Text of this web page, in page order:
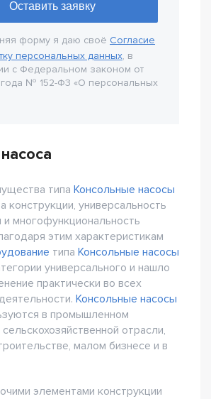
форму я даю своё Согласие
персональных данных, в
с Федеральном законом от
№ 152-Ф3 «О персональных
типа Консольные насосы
конструкции, универсальность
и многофункциональность
этим характеристикам
типа Консольные насосы
универсального и нашло
практически во всех
Консольные насосы
в промышленном
отрасли,
малом бизнесе и в
элементами конструкции